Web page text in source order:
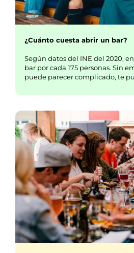
¿Cuánto cuesta abrir un bar?
Según datos del INE del 2020,
bar por cada 175 personas. Sin
puede parecer complicado, te